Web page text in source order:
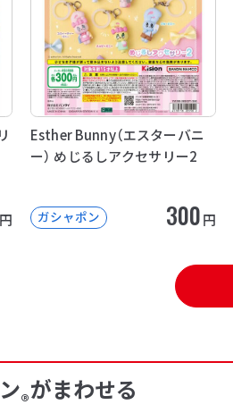
円
Esther Bunny（エスターバニ
ー） めじるしアクセサリー2
ガシャポン 300円
®がまわせる